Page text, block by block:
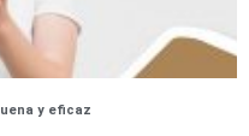
y eficaz